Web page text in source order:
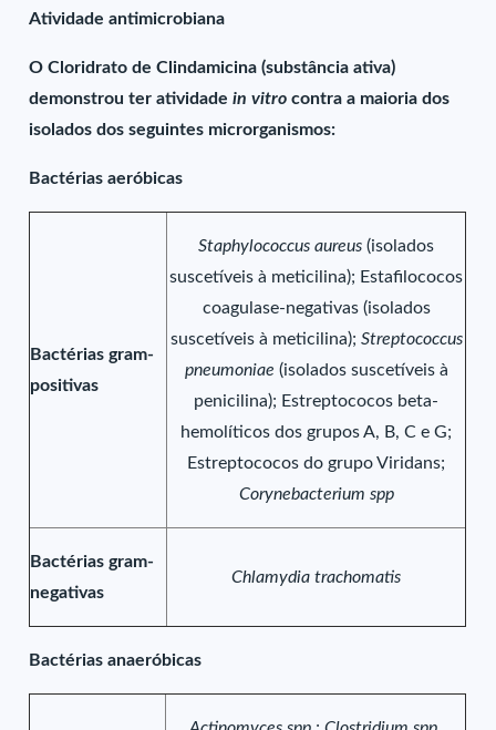
Atividade antimicrobiana
O Cloridrato de Clindamicina (substância ativa)
demonstrou ter atividadein vitro contra a maioria dos
isolados dos seguintes microrganismos:
Bactérias aeróbicas
Bactérias gram-
positivas
Staphylococcus aureus (isolados
suscetíveis à meticilina); Estafilococos
coagulase-negativas (isolados
suscetíveis à meticilina); Streptococcus
pneumoniae (isolados suscetíveis à
penicilina); Estreptococos beta-
hemolíticos dos grupos A, B, C e G;
Estreptococos do grupo Viridans;
Corynebacterium spp
Bactérias gram-
negativas
Chlamydia trachomatis
Bactérias anaeróbicas